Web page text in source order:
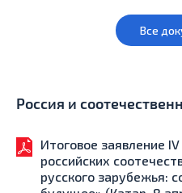
Все
Россия и
Итоговое заявление
российских
русского зарубежья: